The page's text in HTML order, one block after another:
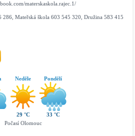
materskaskola.rajec.1/
Mateřská škola 603 545 320, Družina 583 415
Neděle
29 °C
Pondělí
33 °C
Počasí Olomouc